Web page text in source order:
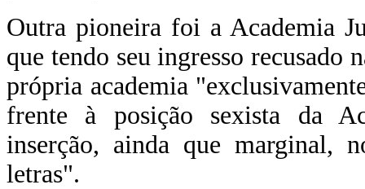
Outra pioneira foi a Academia
que tendo seu ingresso recusado
própria academia
frente à posição sexista da
inserção, ainda que marginal,
letras".